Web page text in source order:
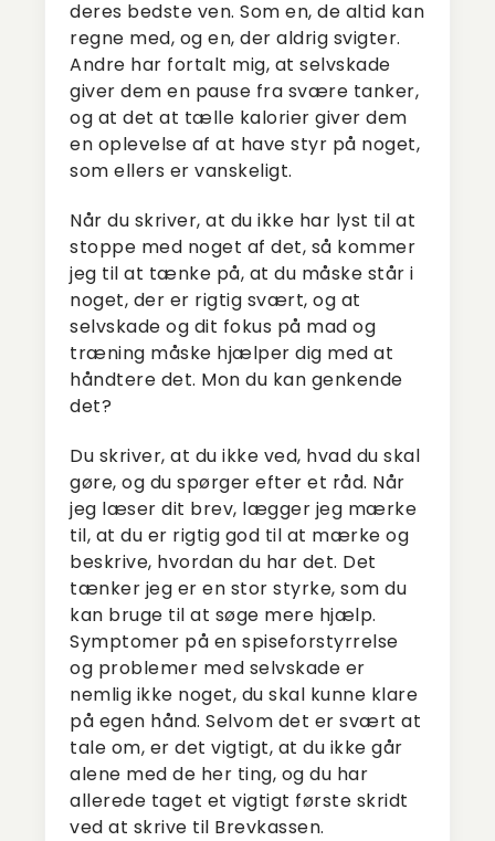
deres bedste ven. Som en, de altid kan
regne med, og en, der aldrig svigter.
Andre har fortalt mig, at selvskade
giver dem en pause fra svære tanker,
og at det at tælle kalorier giver dem
en oplevelse af at have styr på noget,
som ellers er vanskeligt.
Når du skriver, at du ikke har lyst til at
stoppe med noget af det, så kommer
jeg til at tænke på, at du måske står i
noget, der er rigtig svært, og at
selvskade og dit fokus på mad og
træning måske hjælper dig med at
håndtere det. Mon du kan genkende
det?
Du skriver, at du ikke ved, hvad du skal
gøre, og du spørger efter et råd. Når
jeg læser dit brev, lægger jeg mærke
til, at du er rigtig god til at mærke og
beskrive, hvordan du har det. Det
tænker jeg er en stor styrke, som du
kan bruge til at søge mere hjælp.
Symptomer på en spiseforstyrrelse
og problemer med selvskade er
nemlig ikke noget, du skal kunne klare
på egen hånd. Selvom det er svært at
tale om, er det vigtigt, at du ikke går
alene med de her ting, og du har
allerede taget et vigtigt første skridt
ved at skrive til Brevkassen.